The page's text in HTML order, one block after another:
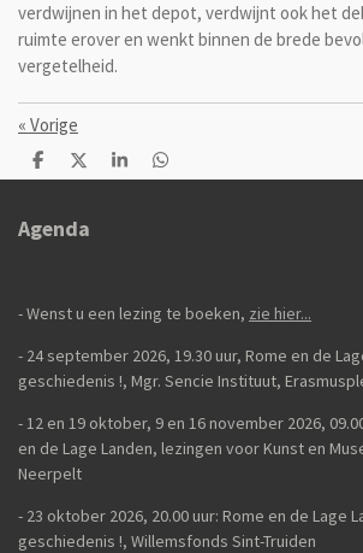
verdwijnen in het depot, verdwijnt ook het
ruimte erover en wenkt binnen de brede
vergetelheid.
« Vorige
D
e
e
n
D
e
l
S
h
D
e
Agenda
- Wenst u een lezing te boeken, zie hier...
- 24 september 2026, 19.30 uur, Rome en de
geschiedenis !, Mgr. Sencie Instituut,
-12 en 19 oktober, 9 en 16 november 2026,
en de Lage Landen, lezingen voor Kunst en
Neerpelt
- 23 oktober 2026, 20.00 uur: Rome en de Lage
geschiedenis !, Willemsfonds Sint-Truiden